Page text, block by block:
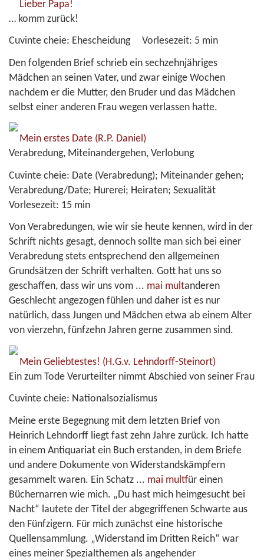
Lieber Papa!
… komm zurück!
Cuvinte cheie: Ehescheidung Vorlesezeit: 5 min
Den folgenden Brief schrieb ein sechzehnjähriges
Mädchen an seinen Vater, und zwar einige Wochen
nachdem er die Mutter, den Bruder und das Mädchen
selbst einer anderen Frau wegen verlassen hatte.
Mein erstes Date (R.P. Daniel)
Verabredung, Miteinandergehen, Verlobung
Cuvinte cheie: Date (Verabredung); Miteinander gehen;
Verabredung/Date; Hurerei; Heiraten; Sexualität
Vorlesezeit: 15 min
Von Verabredungen, wie wir sie heute kennen, wird in der
Schrift nichts gesagt, dennoch sollte man sich bei einer
Verabredung stets entsprechend den allgemeinen
Grundsätzen der Schrift verhalten. Gott hat uns so
geschaffen, dass wir uns vom ... mai multanderen
Geschlecht angezogen fühlen und daher ist es nur
natürlich, dass Jungen und Mädchen etwa ab einem Alter
von vierzehn, fünfzehn Jahren gerne zusammen sind.
Mein Geliebtestes! (H.G.v. Lehndorff-Steinort)
Ein zum Tode Verurteilter nimmt Abschied von seiner Frau
Cuvinte cheie: Nationalsozialismus
Meine erste Begegnung mit dem letzten Brief von
Heinrich Lehndorff liegt fast zehn Jahre zurück. Ich hatte
in einem Antiquariat ein Buch erstanden, in dem Briefe
und andere Dokumente von Widerstandskämpfern
gesammelt waren. Ein Schatz ... mai multfür einen
Büchernarren wie mich. „Du hast mich heimgesucht bei
Nacht“ lautete der Titel der abgegriffenen Schwarte aus
den Fünfzigern. Für mich zunächst eine historische
Quellensammlung. „Widerstand im Dritten Reich“ war
eines meiner Spezialthemen als angehender